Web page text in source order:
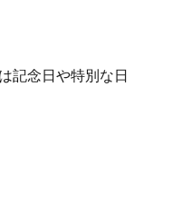
記念日や特別な日